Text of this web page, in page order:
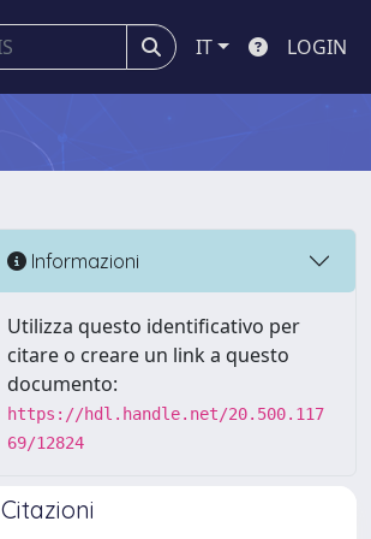
IT LOGIN
Informazioni
Utilizza questo identificativo per
citare o creare un link a questo
documento:
https://hdl.handle.net/20.500.117
69/12824
Citazioni